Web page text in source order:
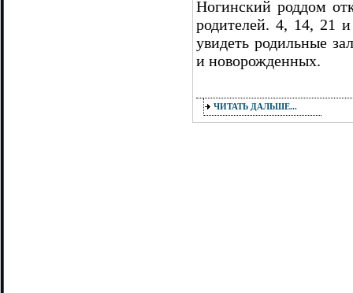
Ногинский роддом
родителей. 4, 14, 21
увидеть родильные
и новорожденных.
ЧИТАТЬ ДАЛЬШЕ...